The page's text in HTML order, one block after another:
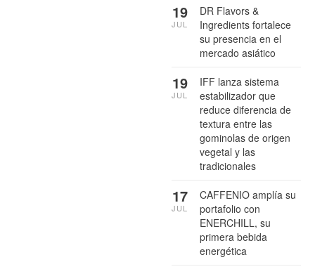
DR Flavors &
Ingredients fortalece
su presencia en el
mercado asiático
19
JUL
IFF lanza sistema
estabilizador que
reduce diferencia de
textura entre las
gominolas de origen
vegetal y las
tradicionales
19
JUL
CAFFENIO amplía su
portafolio con
ENERCHILL, su
primera bebida
energética
17
JUL